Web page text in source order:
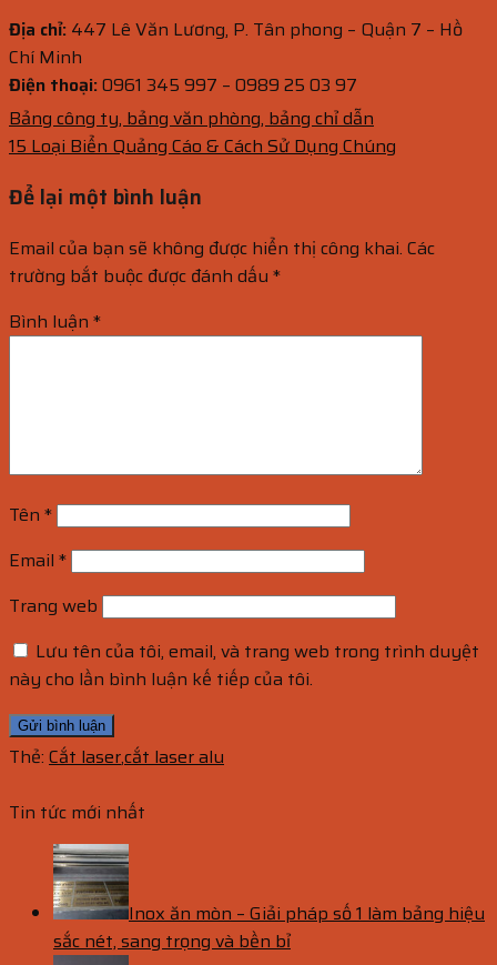
Địa chỉ: 447 Lê Văn Lương, P. Tân phong – Quận 7 – Hồ
Chí Minh
Điện thoại:0961 345 997 – 0989 25 03 97
Bảng công ty, bảng văn phòng, bảng chỉ dẫn
15 Loại Biển Quảng Cáo & Cách Sử Dụng Chúng
Để lại một bình luận
Email của bạn sẽ không được hiển thị công khai. Các
trường bắt buộc được đánh dấu *
Bình luận *
Tên *
Email *
Trang web
Lưu tên của tôi, email, và trang web trong trình duyệt
này cho lần bình luận kế tiếp của tôi.
Thẻ: Cắt laser,cắt laser alu
Tin tức mới nhất
Inox ăn mòn – Giải pháp số 1 làm bảng hiệu
sắc nét, sang trọng và bền bỉ